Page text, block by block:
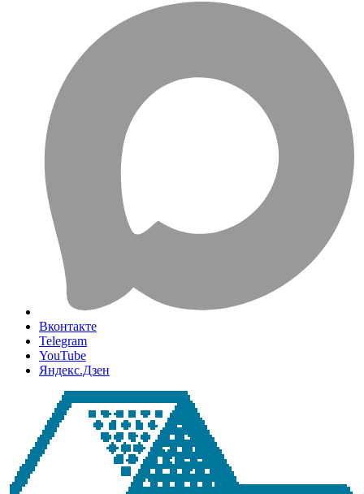
Вконтакте
Telegram
YouTube
Яндекс.Дзен